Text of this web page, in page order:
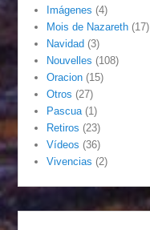
Imágenes (4)
Mois de Nazareth (17)
Navidad (3)
Nouvelles (108)
Oracion (15)
Otros (27)
Pascua (1)
Retiros (23)
Vídeos (36)
Vivencias (2)